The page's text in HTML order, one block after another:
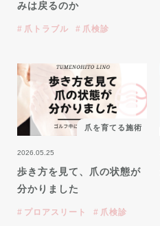
みは戻るのか
爪トラブル 爪検診
爪を育てる施術
2026.05.25
歩き方を見て、爪の状態が
分かりました
プロアスリート 爪検診